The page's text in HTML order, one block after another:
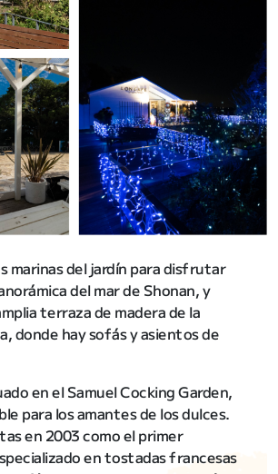
marinas del jardín para disfrutar
del mar de Shonan, y
terraza de madera de la
donde hay sofás y asientos de
en el Samuel Cocking Garden,
para los amantes de los dulces.
en 2003 como el primer
en tostadas francesas